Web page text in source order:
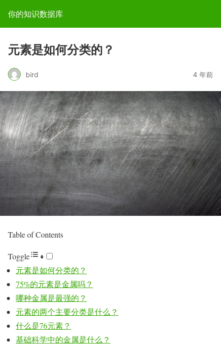
你的知识数据库
元素是如何分类的？
bird 4 年前
Table of Contents
Toggle
元素是如何分类的？
75%的元素是金属吗？
哪种金属是最强的？
元素的两个主要分类是什么？
什么是76元素？
基础科学中的金属是什么？